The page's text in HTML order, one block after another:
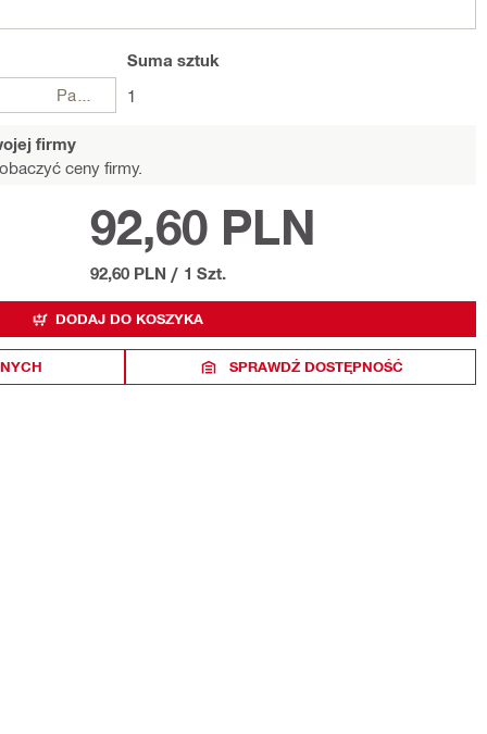
Suma sztuk
1
firmy
ceny firmy.
92,60 PLN
92,60 PLN / 1 Szt.
DODAJ DO KOSZYKA
SPRAWDŹ DOSTĘPNOŚĆ